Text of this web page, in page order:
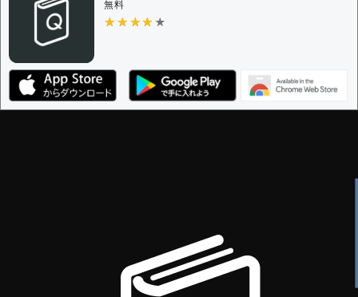
決定に必要な投票数 -
編集ガイドライン
無料
★★★★★
★★★★★